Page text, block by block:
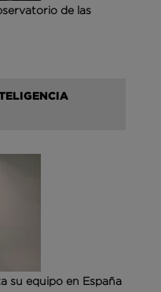
de las
su equipo en España